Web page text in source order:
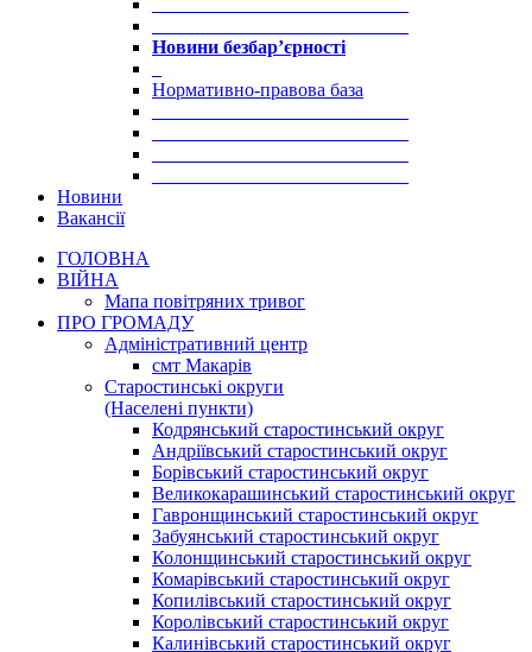
Новини безбар’єрності
Нормативно-правова база
Новини
Вакансії
ГОЛОВНА
ВІЙНА
Мапа повітряних тривог
ПРО ГРОМАДУ
Aдміністративний центр
смт Макарів
Старостинські округи
(Населені пункти)
Кодрянський старостинський округ
Андріївський старостинський округ
Борівський старостинський округ
Великокарашинський старостинський округ
Гавронщинський старостинський округ
Забуянський старостинський округ
Колонщинський старостинський округ
Комарівський старостинський округ
Копилівський старостинський округ
Королівський старостинський округ
Калинівський старостинський округ